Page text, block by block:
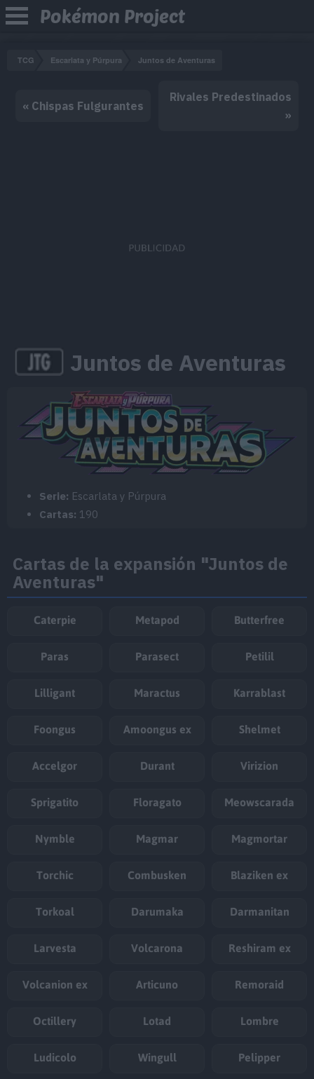
Pokémon Project
TCG Escarlata y Púrpura Juntos de Aventuras
« Chispas Fulgurantes
Rivales Predestinados
»
Juntos de Aventuras
Serie: Escarlata y Púrpura
Cartas: 190
Cartas de la expansión "Juntos de
Aventuras"
Caterpie Metapod Butterfree
Paras Parasect Petilil
Lilligant Maractus Karrablast
Foongus Amoongus ex Shelmet
Accelgor Durant Virizion
Sprigatito Floragato Meowscarada
Nymble Magmar Magmortar
Torchic Combusken Blaziken ex
Torkoal Darumaka Darmanitan
Larvesta Volcarona Reshiram ex
Volcanion ex Articuno Remoraid
Octillery Lotad Lombre
Ludicolo Wingull Pelipper